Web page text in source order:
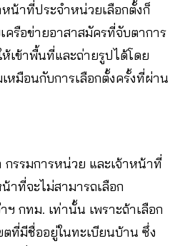
น้าที่ประจำหน่วยเลือกตั้งก็
ครือข่ายอาสาสมัครที่จับตาการ
ห้เข้าพื้นที่และถ่ายรูปได้โดย
หมือนกับการเลือกตั้งครั้งที่ผ่าน
กรรมการหน่วย และเจ้าหน้าที่
ที่จะไม่สามารถเลือก
ฯ กทม. เท่านั้น เพราะถ้าเลือก
ตที่มีชื่ออยู่ในทะเบียนบ้าน ซึ่ง